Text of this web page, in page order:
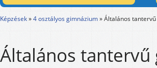
Képzések»4 osztályos gimnázium»Általános
Általános